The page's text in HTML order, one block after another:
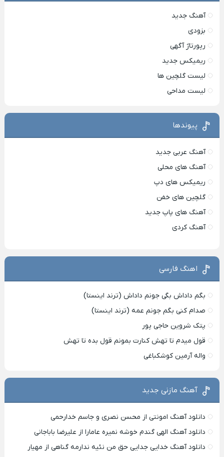
آهنگ جدید
بزودی
رپورتاژ آگهی
ریمیکس جدید
لیست گلچین ها
لیست مداحی
پیوندها
آهنگ عربی جدید
آهنگ های محلی
ریمیکس های دپ
گلچین های خفن
آهنگ های پاپ جدید
آهنگ کردی
اهنگ فارسی
بگم داداش بگی جونم داداش (ترند اینستا)
صدام کنی بگم جونم عمه (ترند اینستا)
پتک شروین حاجی پور
قول میدم تا تهش کنارت بمونم قول بده تا تهش
واله آرمین کوشکباغی
آهنگ مازنی جدید
دانلود آهنگ امونتی از محسن نصری و جاسم خدارحمی
دانلود آهنگ الهی گندم خوشه نمیره عامارا از علیرضا باباجانی
دانلود آهنگ خدایی جدایی حق من نئیه ندارمه گناهی از مهیار